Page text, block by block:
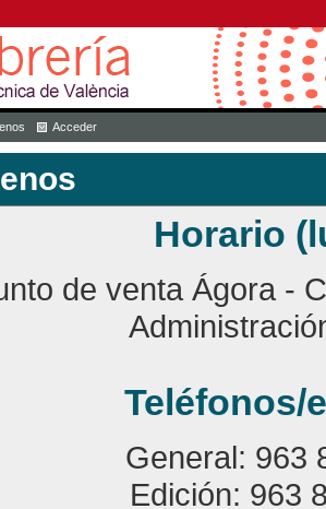
Acceder
Horario
de venta Ágora -
Teléfonos/
General: 963
Edición: 963